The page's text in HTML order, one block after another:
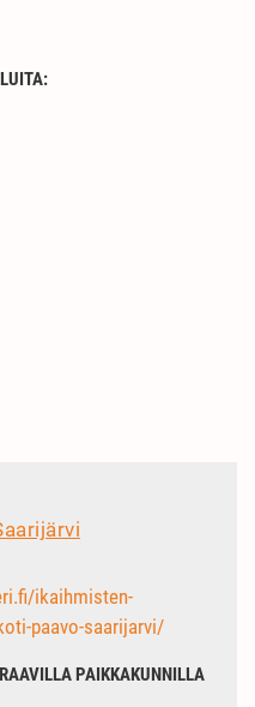
ikaihmisten-
paavo-saarijarvi/
PAIKKAKUNNILLA